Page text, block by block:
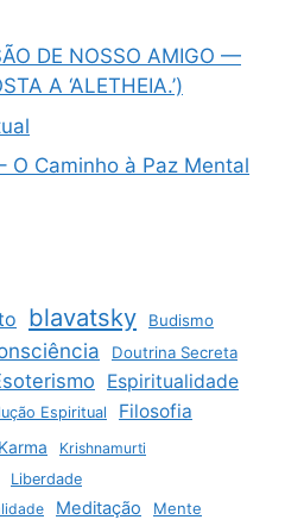
DE NOSSO AMIGO —
A ‘ALETHEIA.’)
O Caminho à Paz Mental
blavatsky Budismo
Doutrina Secreta
Espiritualidade
Espiritual Filosofia
Karma Krishnamurti
Liberdade
Meditação Mente